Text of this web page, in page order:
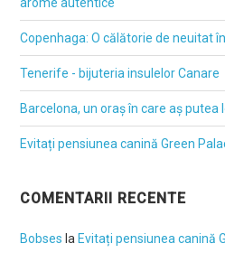
Copenhaga: O călătorie de neuitat
Tenerife - bijuteria insulelor Canare
Barcelona, un oraș în care aș putea
Evitați pensiunea canină Green
COMENTARII RECENTE
Bobses la Evitați pensiunea canină